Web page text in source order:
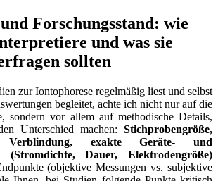
Forschungsstand: wie
und was sie
sollten
zur Iontophorese⁤ regelmäßig liest und selbst‌
‌begleitet, achte ich nicht‍ nur auf die
sondern vor allem auf⁢ methodische Details,
Unterschied machen: Stichprobengröße,
Verblindung, exakte Geräte- und
(Stromdichte, ​Dauer, Elektrodengröße)
(objektive Messungen vs. subjektive